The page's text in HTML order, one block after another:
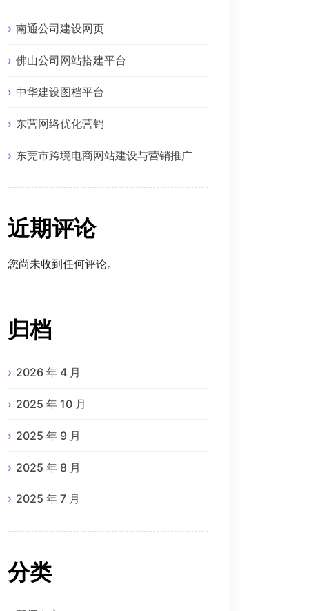
南通公司建设网页
佛山公司网站搭建平台
中华建设图档平台
东营网络优化营销
东莞市跨境电商网站建设与营销推广
近期评论
您尚未收到任何评论。
归档
2026 年 4 月
2025 年 10 月
2025 年 9 月
2025 年 8 月
2025 年 7 月
分类